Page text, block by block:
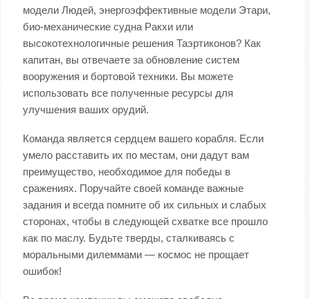
модели Людей, энергоэффективные модели Этари,
био-механические судна Ракхи или
высокотехнологичные решения Таэртиконов? Как
капитан, вы отвечаете за обновление систем
вооружения и бортовой техники. Вы можете
использовать все полученные ресурсы для
улучшения ваших орудий.
Команда является сердцем вашего корабля. Если
умело расставить их по местам, они дадут вам
преимущество, необходимое для победы в
сражениях. Поручайте своей команде важные
задания и всегда помните об их сильных и слабых
сторонах, чтобы в следующей схватке все прошло
как по маслу. Будьте тверды, сталкиваясь с
моральными дилеммами — космос не прощает
ошибок!